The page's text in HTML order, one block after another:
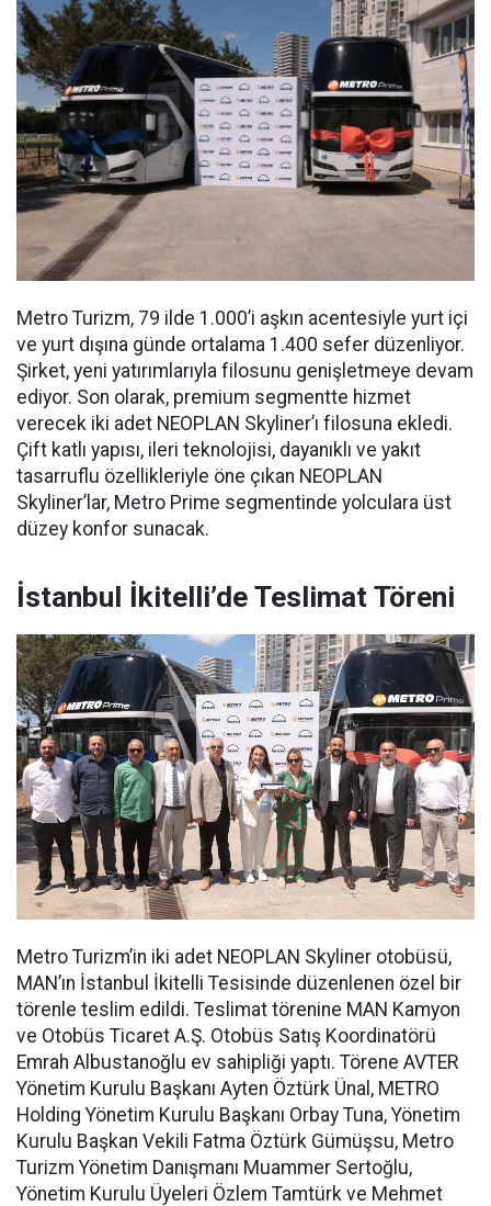
Metro Turizm, 79 ilde 1.000’i aşkın acentesiyle yurt içi
ve yurt dışına günde ortalama 1.400 sefer düzenliyor.
Şirket, yeni yatırımlarıyla filosunu genişletmeye devam
ediyor. Son olarak, premium segmentte hizmet
verecek iki adet NEOPLAN Skyliner’ı filosuna ekledi.
Çift katlı yapısı, ileri teknolojisi, dayanıklı ve yakıt
tasarruflu özellikleriyle öne çıkan NEOPLAN
Skyliner’lar, Metro Prime segmentinde yolculara üst
düzey konfor sunacak.
İstanbul İkitelli’de Teslimat Töreni
Metro Turizm’in iki adet NEOPLAN Skyliner otobüsü,
MAN’ın İstanbul İkitelli Tesisinde düzenlenen özel bir
törenle teslim edildi. Teslimat törenine MAN Kamyon
ve Otobüs Ticaret A.Ş. Otobüs Satış Koordinatörü
Emrah Albustanoğlu ev sahipliği yaptı. Törene AVTER
Yönetim Kurulu Başkanı Ayten Öztürk Ünal, METRO
Holding Yönetim Kurulu Başkanı Orbay Tuna, Yönetim
Kurulu Başkan Vekili Fatma Öztürk Gümüşsu, Metro
Turizm Yönetim Danışmanı Muammer Sertoğlu,
Yönetim Kurulu Üyeleri Özlem Tamtürk ve Mehmet